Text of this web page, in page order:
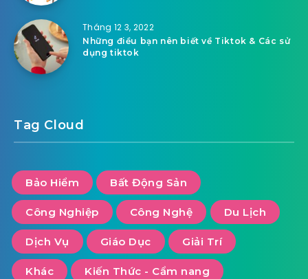
Tháng 12 3, 2022
Những điều bạn nên biết về Tiktok & Các sử
dụng tiktok
Tag Cloud
Bảo Hiểm Bất Động Sản
Công Nghiệp Công Nghệ Du Lịch
Dịch Vụ Giáo Dục Giải Trí
Khác Kiến Thức - Cẩm nang